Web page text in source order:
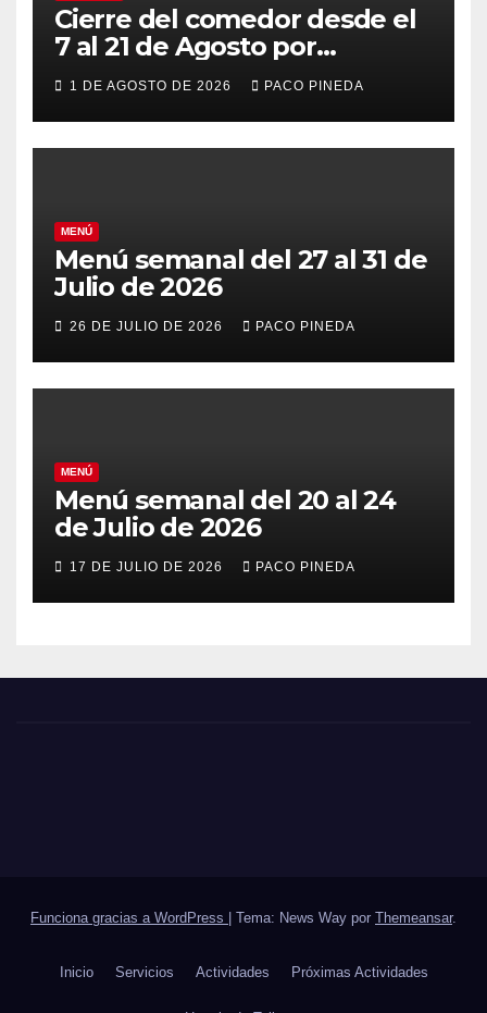
Cierre del comedor desde el
7 al 21 de Agosto por
vacaciones
1 DE AGOSTO DE 2026 PACO PINEDA
MENÚ
Menú semanal del 27 al 31 de
Julio de 2026
26 DE JULIO DE 2026 PACO PINEDA
MENÚ
Menú semanal del 20 al 24
de Julio de 2026
17 DE JULIO DE 2026 PACO PINEDA
Funciona gracias a WordPress | Tema: News Way por Themeansar.
Inicio Servicios Actividades Próximas Actividades